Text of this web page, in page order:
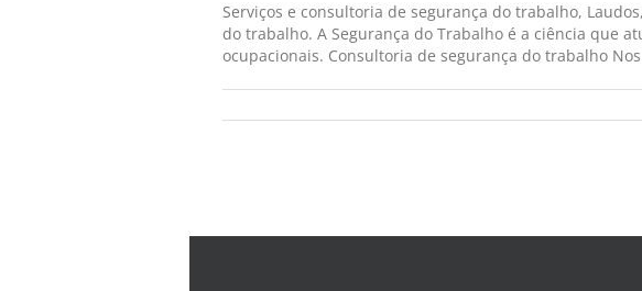
Serviços e consultoria de segurança do trabalho,
do trabalho. A Segurança do Trabalho é a ciência que
ocupacionais. Consultoria de segurança do trabalho